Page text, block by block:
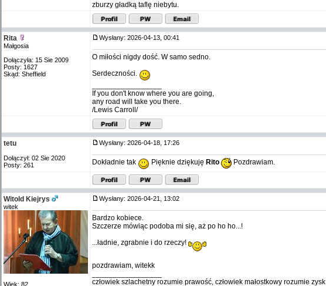
zburzy gładką taflę niebytu.
Rita
Małgosia
Dołączyła: 15 Sie 2009
Posty: 1627
Skąd: Sheffield
Wysłany: 2026-04-13, 00:41
O miłości nigdy dość. W samo sedno.
Serdeczności.
If you don't know where you are going,
any road will take you there.
/Lewis Carroll/
tetu
Dołączył: 02 Sie 2020
Posty: 261
Wysłany: 2026-04-18, 17:26
Dokładnie tak Pięknie dziękuję Rito Pozdrawiam.
Witold Kiejrys
witek
Wiek: 82
Wysłany: 2026-04-21, 13:02
Bardzo kobiece.
Szczerze mówiąc podoba mi się, aż po ho ho...!
...ładnie, zgrabnie i do rzeczy!
pozdrawiam, witekk
człowiek szlachetny rozumie prawość, człowiek małostkowy rozumie zysk